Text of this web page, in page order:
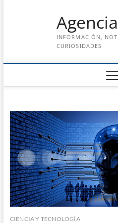
INFORMACIÓN,
CURIOSIDADES
CIENCIA Y TECNOLOGÍA